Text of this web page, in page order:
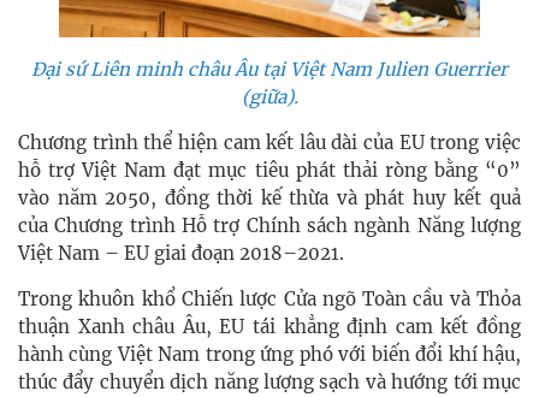
Đại sứ Liên minh châu Âu tại Việt Nam Julien Guerrier
(giữa).
Chương trình thể hiện cam kết lâu dài của EU trong việc
hỗ trợ Việt Nam đạt mục tiêu phát thải ròng bằng “0”
vào năm 2050, đồng thời kế thừa và phát huy kết quả
của Chương trình Hỗ trợ Chính sách ngành Năng lượng
Việt Nam – EU giai đoạn 2018–2021.
Trong khuôn khổ Chiến lược Cửa ngõ Toàn cầu và Thỏa
thuận Xanh châu Âu, EU tái khẳng định cam kết đồng
hành cùng Việt Nam trong ứng phó với biến đổi khí hậu,
thúc đẩy chuyển dịch năng lượng sạch và hướng tới mục